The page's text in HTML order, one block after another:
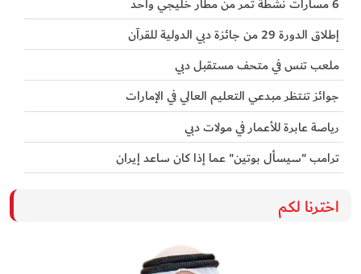
إطلاق الدورة 29 من جائزة دبي الدولية للقرآن
ملعب تنس في متحف مستقبل دبي
جوائز تنتظر مبدعي التعليم العالي في الإمارات
رياصة عابرة للأعمار في مولات دبي
ترامب "سيسأل بوتين" عما إذا كان ساعد إيران
اخترنا لكم